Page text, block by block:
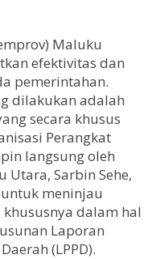
Maluku
efektivitas dan
pemerintahan.
dilakukan adalah
secara khusus
Perangkat
langsung oleh
Sarbin Sehe,
meninjau
dalam hal
Laporan
(LPPD).